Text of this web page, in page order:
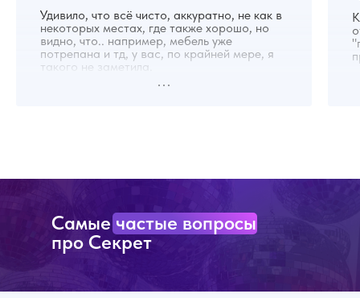
Удивило, что всё чисто, аккуратно, не как в
некоторых местах, где также хорошо, но
видно, что.. например, мебель уже
потрепана и тд, у вас, по крайней мере, я
такого не заметила.
назначенного времени, минут на 20
вернемся!
Самые частые вопросы
про Секрет